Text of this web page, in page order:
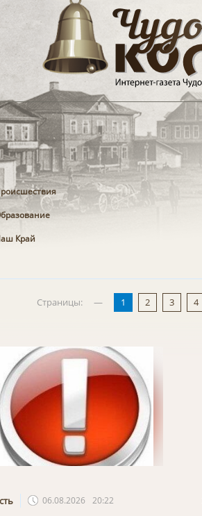
Край
Страницы: — 1 2 3 4
06.08.2026 20:22